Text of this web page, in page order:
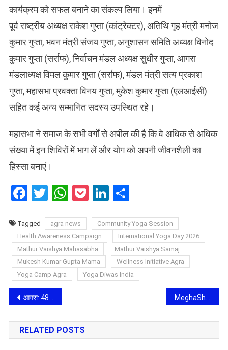
कार्यक्रम को सफल बनाने का संकल्प लिया। इनमें
​पूर्व राष्ट्रीय अध्यक्ष राकेश गुप्ता (कांट्रेक्टर), अतिथि गृह मंत्री मनोज
कुमार गुप्ता, भवन मंत्री संजय गुप्ता, अनुशासन समिति अध्यक्ष विनोद
कुमार गुप्ता (सर्राफ), निर्वाचन मंडल अध्यक्ष सुधीर गुप्ता, ​आगरा
मंडलाध्यक्ष विमल कुमार गुप्ता (सर्राफ), ​मंडल मंत्री सत्य प्रकाश
गुप्ता, महासभा प्रवक्ता विनय गुप्ता, ​मुकेश कुमार गुप्ता (एलआईसी)
सहित कई अन्य सम्मानित सदस्य उपस्थित रहे।
महासभा ने समाज के सभी वर्गों से अपील की है कि वे अधिक से अधिक
संख्या में इन शिविरों में भाग लें और योग को अपनी जीवनशैली का
हिस्सा बनाएं।
Facebook
Twitter
WhatsApp
PocketLinkedIn
Share
Tagged agra news
Community Yoga Session
Health Awareness Campaign
International Yoga Day 2026
Mathur Vaishya Mahasabha
Mathur Vaishya Samaj
Mukesh Kumar Gupta Mama
Wellness Initiative Agra
Yoga Camp Agra
Yoga Diwas India
Post
navigation
आगरा: 48 दिवसीय ‘भक्तामर दीप अर्चना’ का भक्तिमय समापन, पद्मप्रभु जिनालय में गूंजे मंत्र और भजनों की स्वरलहरी
RELATED POSTS